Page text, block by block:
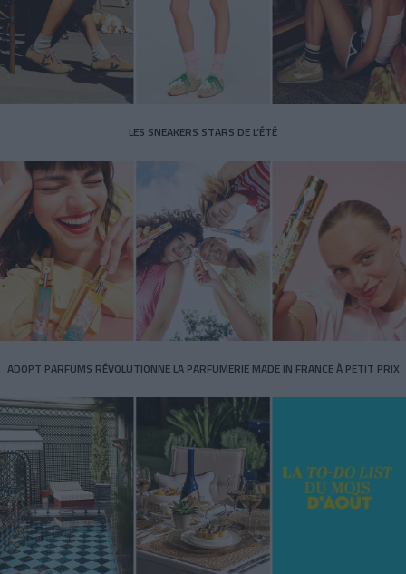
LES SNEAKERS STARS DE L’ÉTÉ
ADOPT PARFUMS RÉVOLUTIONNE LA PARFUMERIE MADE IN FRANCE À PETIT PRIX